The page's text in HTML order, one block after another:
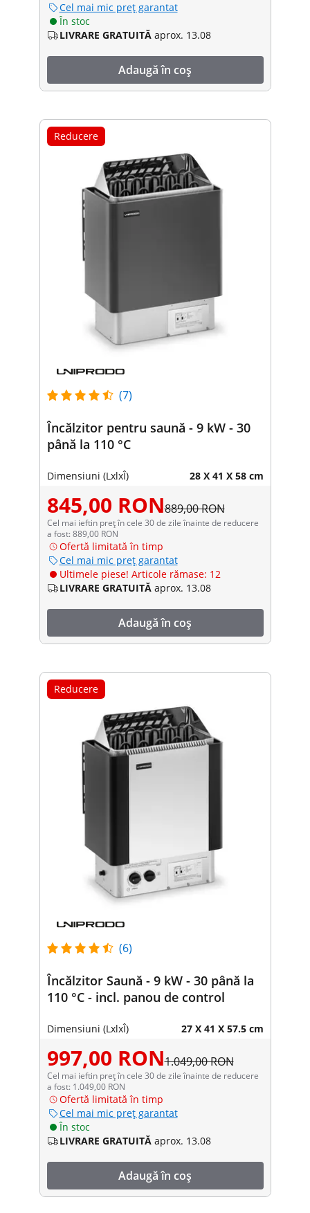
Cel mai mic preț garantat
În stoc
LIVRARE GRATUITĂ aprox. 13.08
Adaugă în coș
Reducere
(7)
Încălzitor pentru saună - 9 kW - 30
până la 110 °C
Dimensiuni (LxlxÎ) 28 X 41 X 58 cm
845,00 RON889,00 RON
Cel mai ieftin preț în cele 30 de zile înainte de reducere
a fost: 889,00 RON
Ofertă limitată în timp
Cel mai mic preț garantat
Ultimele piese! Articole rămase: 12
LIVRARE GRATUITĂ aprox. 13.08
Adaugă în coș
Reducere
(6)
Încălzitor Saună - 9 kW - 30 până la
110 °C - incl. panou de control
Dimensiuni (LxlxÎ) 27 X 41 X 57.5 cm
997,00 RON1.049,00 RON
Cel mai ieftin preț în cele 30 de zile înainte de reducere
a fost: 1.049,00 RON
Ofertă limitată în timp
Cel mai mic preț garantat
În stoc
LIVRARE GRATUITĂ aprox. 13.08
Adaugă în coș